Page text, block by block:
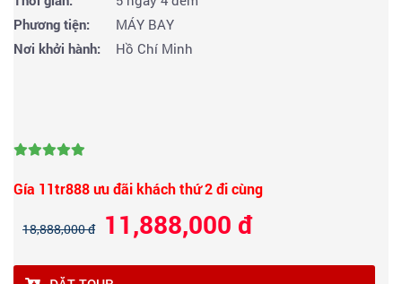
Phương tiện:
MÁY BAY
Nơi khởi hành:
Hồ Chí Minh
Gía 11tr888 ưu đãi khách thứ 2 đi cùng
18,888,000 đ 11,888,000 đ